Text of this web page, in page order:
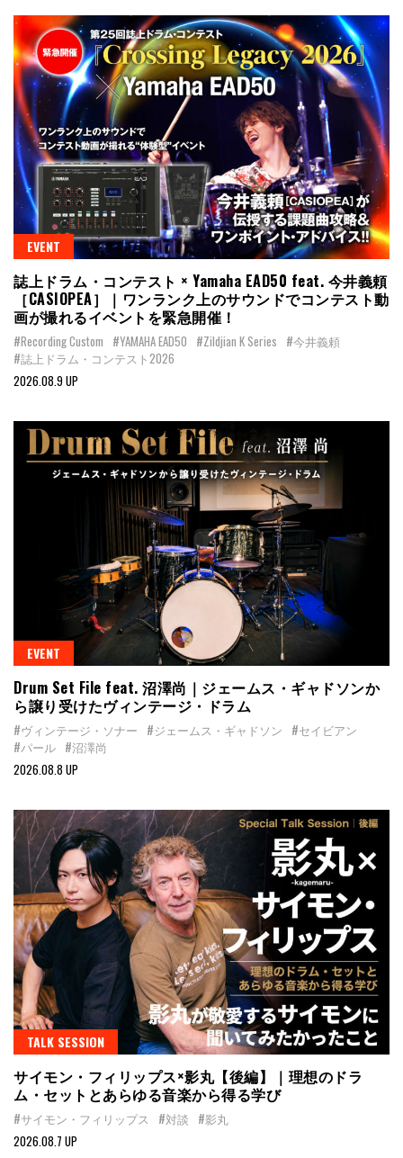
EVENT
誌上ドラム・コンテスト × Yamaha EAD50 feat. 今井義頼
［CASIOPEA］｜ワンランク上のサウンドでコンテスト動
画が撮れるイベントを緊急開催！
#Recording Custom #YAMAHA EAD50 #Zildjian K Series #今井義頼
#誌上ドラム・コンテスト2026
2026.08.9 UP
EVENT
Drum Set File feat. 沼澤尚｜ジェームス・ギャドソンか
ら譲り受けたヴィンテージ・ドラム
#ヴィンテージ・ソナー #ジェームス・ギャドソン #セイビアン
#パール #沼澤尚
2026.08.8 UP
TALK SESSION
サイモン・フィリップス×影丸【後編】｜理想のドラ
ム・セットとあらゆる音楽から得る学び
#サイモン・フィリップス #対談 #影丸
2026.08.7 UP